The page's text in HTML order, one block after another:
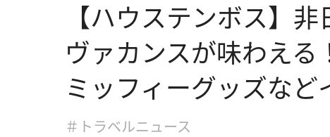
【ハウステンボス】
ヴァカンスが味わえ
ミッフィーグッズなど
＃トラベルニュース